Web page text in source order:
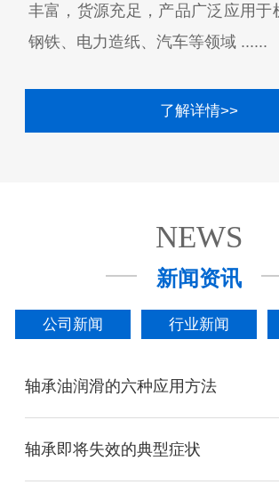
丰富，货源充足，产品广泛应用于
钢铁、电力造纸、汽车等领域 ......
了解详情>>
NEWS
新闻资讯
公司新闻 行业新闻
轴承油润滑的六种应用方法
轴承即将失效的典型症状